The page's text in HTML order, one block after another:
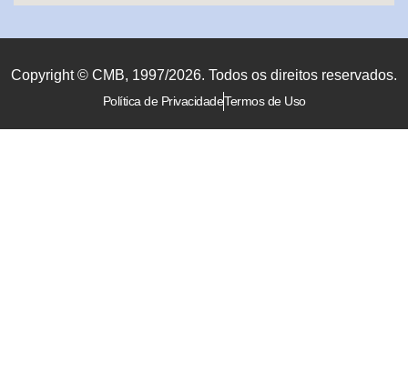
Copyright © CMB, 1997/2026. Todos os direitos reservados.
Política de PrivacidadeTermos de Uso